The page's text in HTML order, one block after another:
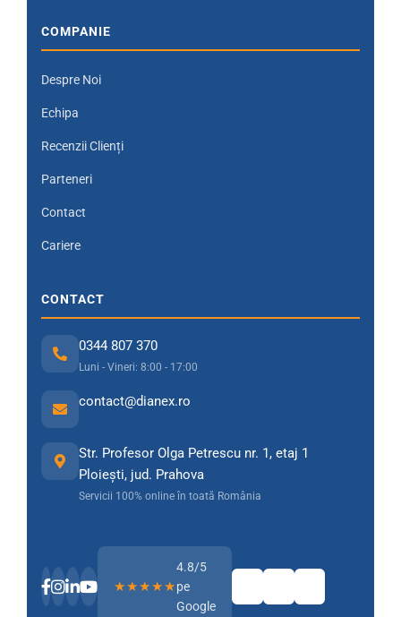
COMPANIE
Despre Noi
Echipa
Recenzii Clienți
Parteneri
Contact
Cariere
CONTACT
0344 807 370
Luni - Vineri: 8:00 - 17:00
contact@dianex.ro
Str. Profesor Olga Petrescu nr. 1, etaj 1
Ploiești, jud. Prahova
Servicii 100% online în toată România
★★★★★
4.8/5
pe
Google